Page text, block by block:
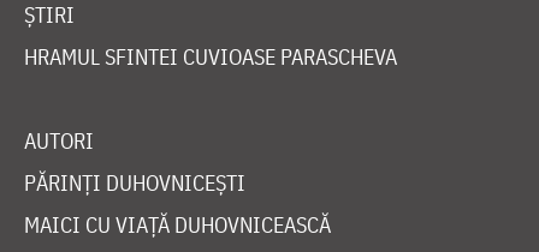
ȘTIRI
HRAMUL SFINTEI CUVIOASE PARASCHEVA
AUTORI
PĂRINȚI DUHOVNICEȘTI
MAICI CU VIAȚĂ DUHOVNICEASCĂ